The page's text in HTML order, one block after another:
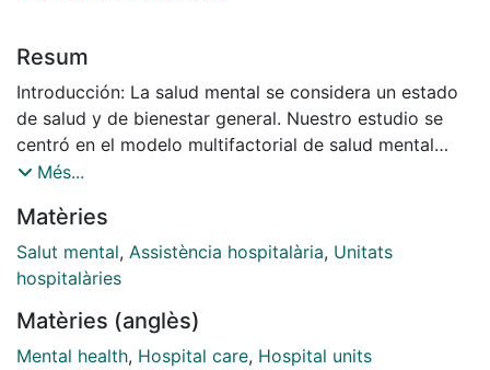
Resum
Introducción: La salud mental se considera un estado
de salud y de bienestar general. Nuestro estudio se
centró en el modelo multifactorial de salud mental
positiva de Lluch, formado por 6 factores: satisfacción
resolución de problemas y autoactualización y
habilidades de relación interpersonal. Objetivo: Evaluar
el nivel de salud mental positiva en pacientes con
hospitalario de agudos. Método: Se trata de un
estudio con diseño descriptivo transversal. Para medir
Més...
Matèries
Salut mental, Assistència hospitalària, Unitats
hospitalàries
Matèries (anglès)
Mental health, Hospital care, Hospital units